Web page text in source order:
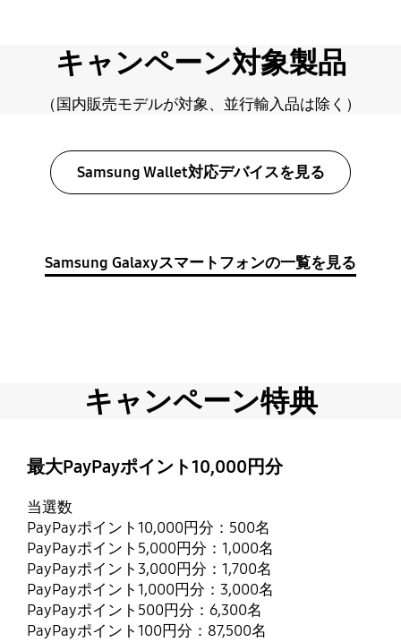
キャンペーン対象製品
（国内販売モデルが対象、並行輸入品は除く）
Samsung Wallet対応デバイスを見る
Samsung Galaxyスマートフォンの一覧を見る
キャンペーン特典
最大PayPayポイント10,000円分
当選数
PayPayポイント10,000円分：500名
PayPayポイント5,000円分：1,000名
PayPayポイント3,000円分：1,700名
PayPayポイント1,000円分：3,000名
PayPayポイント500円分：6,300名
PayPayポイント100円分：87,500名